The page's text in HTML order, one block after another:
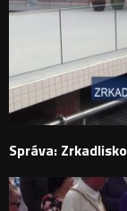
Správa: